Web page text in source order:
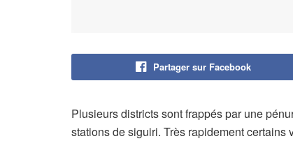
Partager sur Facebook
Plusieurs districts sont frappés par une
stations de siguiri. Très rapidement certains